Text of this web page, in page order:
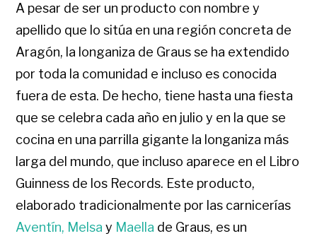
A pesar de ser un producto con nombre y
apellido que lo sitúa en una región concreta de
Aragón, la longaniza de Graus se ha extendido
por toda la comunidad e incluso es conocida
fuera de esta. De hecho, tiene hasta una fiesta
que se celebra cada año en julio y en la que se
cocina en una parrilla gigante la longaniza más
larga del mundo, que incluso aparece en el Libro
Guinness de los Records. Este producto,
elaborado tradicionalmente por las carnicerías
Aventín, Melsa y Maella de Graus, es un